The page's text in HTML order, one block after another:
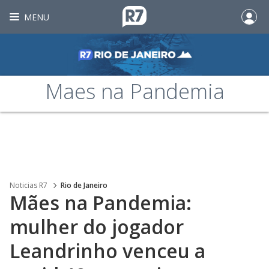
MENU
Maes na Pandemia
Noticias R7 Rio de Janeiro
Mães na Pandemia:
mulher do jogador
Leandrinho venceu a